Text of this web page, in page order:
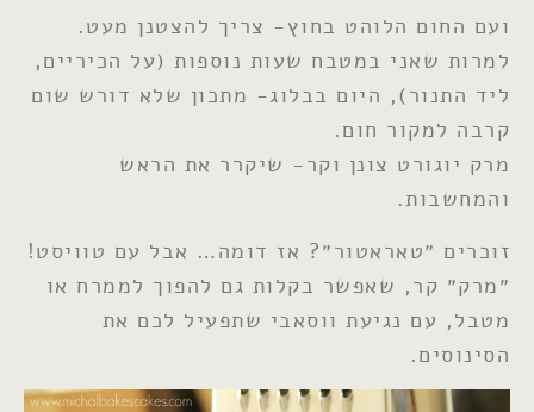
ועם החום הלוהט בחוץ- צריך להצטנן מעט.
למרות שאני במטבח שעות נוספות (על הכיריים,
ליד התנור), היום בבלוג- מתכון שלא דורש שום
קרבה למקור חום.
מרק יוגורט צונן וקר- שיקרר את הראש
והמחשבות.
זוכרים ״טאראטור״? אז דומה… אבל עם טוויסט!
״מרק״ קר, שאפשר בקלות גם להפוך לממרח או
מטבל, עם נגיעת ווסאבי שתפעיל לכם את
הסינוסים.